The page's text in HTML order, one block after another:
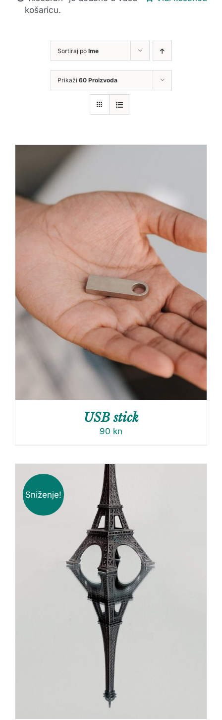
košaricu.
Sortiraj po Ime
Prikaži 60 Proizvoda
USB stick
90 kn
Sniženje!